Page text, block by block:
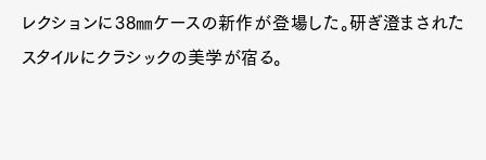
レクションに38㎜ケースの新作が登場した。研ぎ澄まされた
スタイルにクラシックの美学が宿る。